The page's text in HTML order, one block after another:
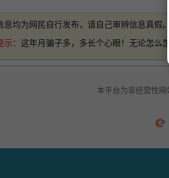
息均为网民自行发布，请自己审辨信息真假。
： 这年月骗子多，多长个心眼！无论怎么
本平台为非经营性